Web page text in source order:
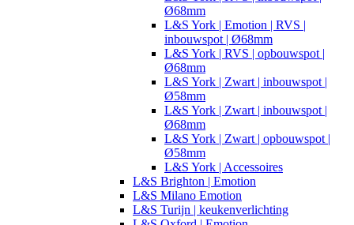
Ø68mm
L&S York | Emotion | RVS |
inbouwspot | Ø68mm
L&S York | RVS | opbouwspot |
Ø68mm
L&S York | Zwart | inbouwspot |
Ø58mm
L&S York | Zwart | inbouwspot |
Ø68mm
L&S York | Zwart | opbouwspot |
Ø58mm
L&S York | Accessoires
L&S Brighton | Emotion
L&S Milano Emotion
L&S Turijn | keukenverlichting